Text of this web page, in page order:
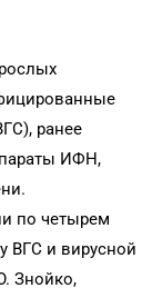
ранее
ИФН,
по четырем
ВГС и вирусной
Знойко,